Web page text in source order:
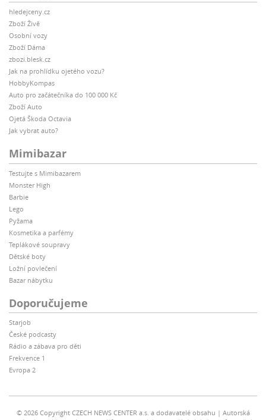
hledejceny.cz
Zboží Živě
Osobní vozy
Zboží Dáma
zbozi.blesk.cz
Jak na prohlídku ojetého vozu?
HobbyKompas
Auto pro začátečníka do 100 000 Kč
Zboží Auto
Ojetá Škoda Octavia
Jak vybrat auto?
Mimibazar
Testujte s Mimibazarem
Monster High
Barbie
Lego
Pyžama
Kosmetika a parfémy
Teplákové soupravy
Dětské boty
Ložní povlečení
Bazar nábytku
Doporučujeme
Starjob
České podcasty
Rádio a zábava pro děti
Frekvence 1
Evropa 2
© 2026 Copyright CZECH NEWS CENTER a.s. a dodavatelé obsahu
Autorská